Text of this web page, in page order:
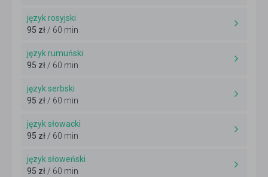
język rosyjski
95 zł / 60 min
język rumuński
95 zł / 60 min
język serbski
95 zł / 60 min
język słowacki
95 zł / 60 min
język słoweński
95 zł / 60 min